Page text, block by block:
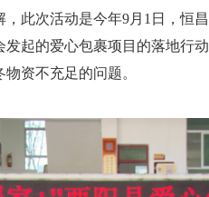
此次活动是今年9月1日，恒
发起的爱心包裹项目的落地行
资不充足的问题。